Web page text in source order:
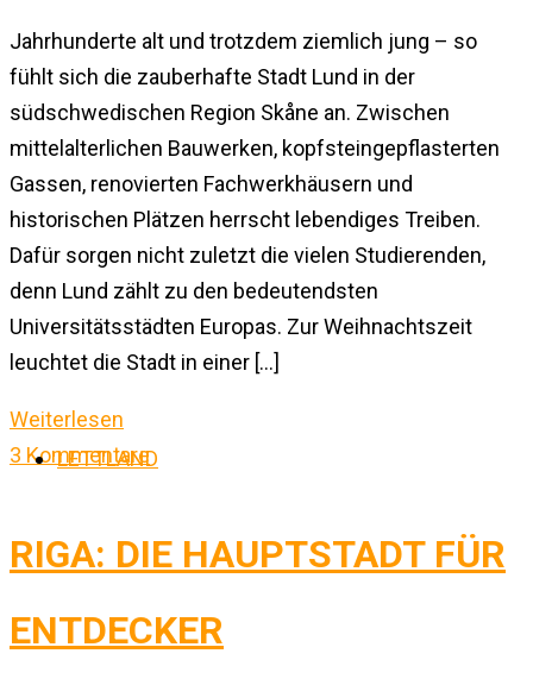
Jahrhunderte alt und trotzdem ziemlich jung – so
fühlt sich die zauberhafte Stadt Lund in der
südschwedischen Region Skåne an. Zwischen
mittelalterlichen Bauwerken, kopfsteingepflasterten
Gassen, renovierten Fachwerkhäusern und
historischen Plätzen herrscht lebendiges Treiben.
Dafür sorgen nicht zuletzt die vielen Studierenden,
denn Lund zählt zu den bedeutendsten
Universitätsstädten Europas. Zur Weihnachtszeit
leuchtet die Stadt in einer […]
Weiterlesen
3 Kommentare
LETTLAND
RIGA: DIE HAUPTSTADT FÜR
ENTDECKER